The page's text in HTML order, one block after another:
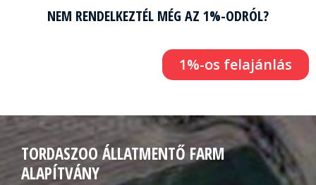
NEM RENDELKEZTÉL MÉG AZ 1%-ODRÓL?
1%-os felajánlás
TORDASZOO ÁLLATMENTŐ FARM
ALAPÍTVÁNY